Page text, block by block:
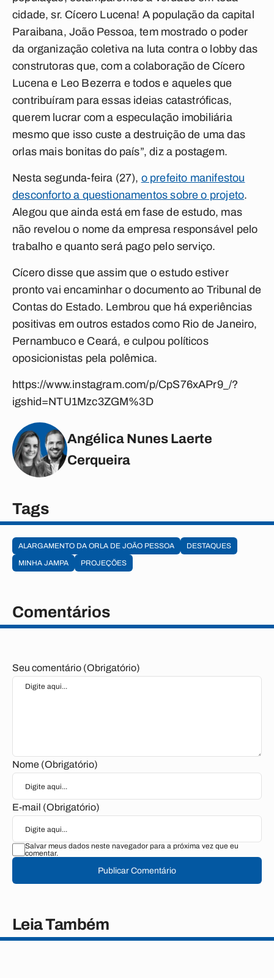
cidade, sr. Cícero Lucena! A população da capital
Paraibana, João Pessoa, tem mostrado o poder
da organização coletiva na luta contra o lobby das
construtoras que, com a colaboração de Cícero
Lucena e Leo Bezerra e todos e aqueles que
contribuíram para essas ideias catastróficas,
querem lucrar com a especulação imobiliária
mesmo que isso custe a destruição de uma das
orlas mais bonitas do país”, diz a postagem.
Nesta segunda-feira (27), o prefeito manifestou
desconforto a questionamentos sobre o projeto.
Alegou que ainda está em fase de estudo, mas
não revelou o nome da empresa responsável pelo
trabalho e quanto será pago pelo serviço.
Cícero disse que assim que o estudo estiver
pronto vai encaminhar o documento ao Tribunal de
Contas do Estado. Lembrou que há experiências
positivas em outros estados como Rio de Janeiro,
Pernambuco e Ceará, e culpou políticos
oposicionistas pela polêmica.
https://www.instagram.com/p/CpS76xAPr9_/?
igshid=NTU1Mzc3ZGM%3D
Angélica Nunes Laerte
Cerqueira
Tags
ALARGAMENTO DA ORLA DE JOÃO PESSOA
DESTAQUES
MINHA JAMPA
PROJEÇÕES
Comentários
Seu comentário (Obrigatório)
Nome (Obrigatório)
E-mail (Obrigatório)
Salvar meus dados neste navegador para a próxima vez que eu
comentar.
Publicar Comentário
Leia Também